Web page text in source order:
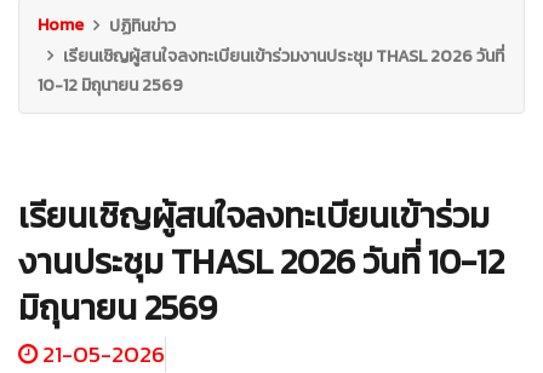
Home
ปฏิทินข่าว
เรียนเชิญผู้สนใจลงทะเบียนเข้าร่วมงานประชุม THASL 2026 วันที่
10-12 มิถุนายน 2569
เรียนเชิญผู้สนใจลงทะเบียนเข้าร่วม
งานประชุม THASL 2026 วันที่ 10-12
มิถุนายน 2569
21-05-2026